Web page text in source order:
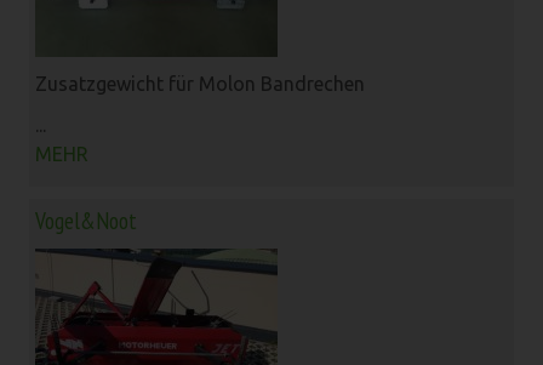
Zusatzgewicht für Molon Bandrechen
...
MEHR
Vogel&Noot